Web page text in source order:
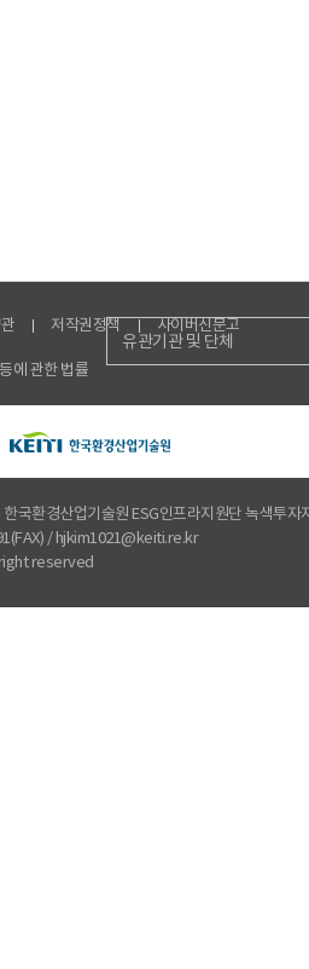
저작권정책 사이버신문고
에 관한 법률
유관기관 및 단체
국환경산업기술원 ESG인프라지원단 녹색투자
/ hjkim1021@keiti.re.kr
reserved